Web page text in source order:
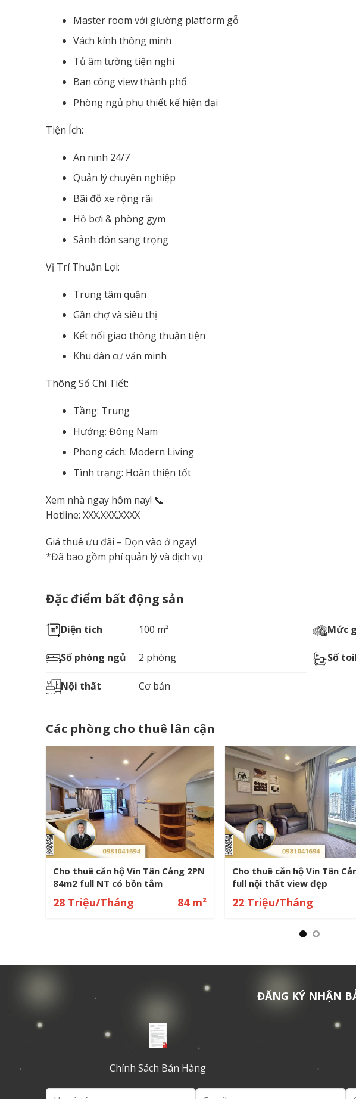
Master room với giường platform gỗ
Vách kính thông minh
Tủ âm tường tiện nghi
Ban công view thành phố
Phòng ngủ phụ thiết kế hiện đại
Tiện Ích:
An ninh 24/7
Quản lý chuyên nghiệp
Bãi đỗ xe rộng rãi
Hồ bơi & phòng gym
Sảnh đón sang trọng
Vị Trí Thuận Lợi:
Trung tâm quận
Gần chợ và siêu thị
Kết nối giao thông thuận tiện
Khu dân cư văn minh
Thông Số Chi Tiết:
Tầng: Trung
Hướng: Đông Nam
Phong cách: Modern Living
Tình trạng: Hoàn thiện tốt
Xem nhà ngay hôm nay! 📞
Hotline: XXX.XXX.XXXX
Giá thuê ưu đãi – Dọn vào ở ngay!
*Đã bao gồm phí quản lý và dịch vụ
Đặc điểm bất động sản
Diện tích 100 m² Mức
Số phòng ngủ 2 phòng Số
Nội thất Cơ bản
Các phòng cho thuê lân cận
CHO THUÊ CĂN HỘ WILTON
TOWER 1PN 54M2 FULL NỘI THẤT
14 Triệu/Tháng 54 m²
Cho thuê căn hộ Vin Tân
view sông, công viên đẹp
49 Triệu/Tháng
ĐĂNG KÝ NHẬN
Chính Sách Bán Hàng